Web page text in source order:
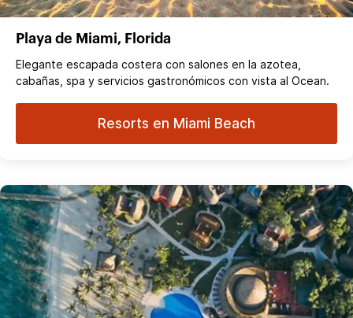
Playa de Miami, Florida
Elegante escapada costera con salones en la azotea,
cabañas, spa y servicios gastronómicos con vista al Ocean.
Resorts en Miami Beach